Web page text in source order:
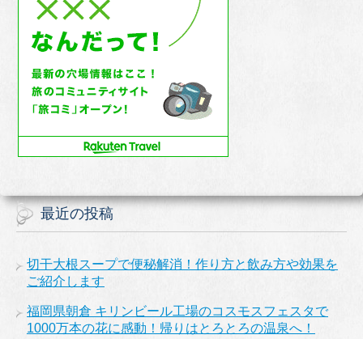
最近の投稿
切干大根スープで便秘解消！作り方と飲み方や効果を
ご紹介します
福岡県朝倉 キリンビール工場のコスモスフェスタで
1000万本の花に感動！帰りはとろとろの温泉へ！